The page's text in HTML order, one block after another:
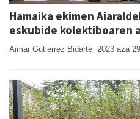
Hamaika ekimen
eskubide kolektiboaren
Aimar Gutierrez Bidarte 2023 aza 29